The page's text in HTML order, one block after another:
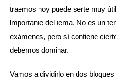
traemos hoy puede serte muy
importante del tema. No es un
exámenes, pero sí contiene
debemos dominar.
Vamos a dividirlo en dos